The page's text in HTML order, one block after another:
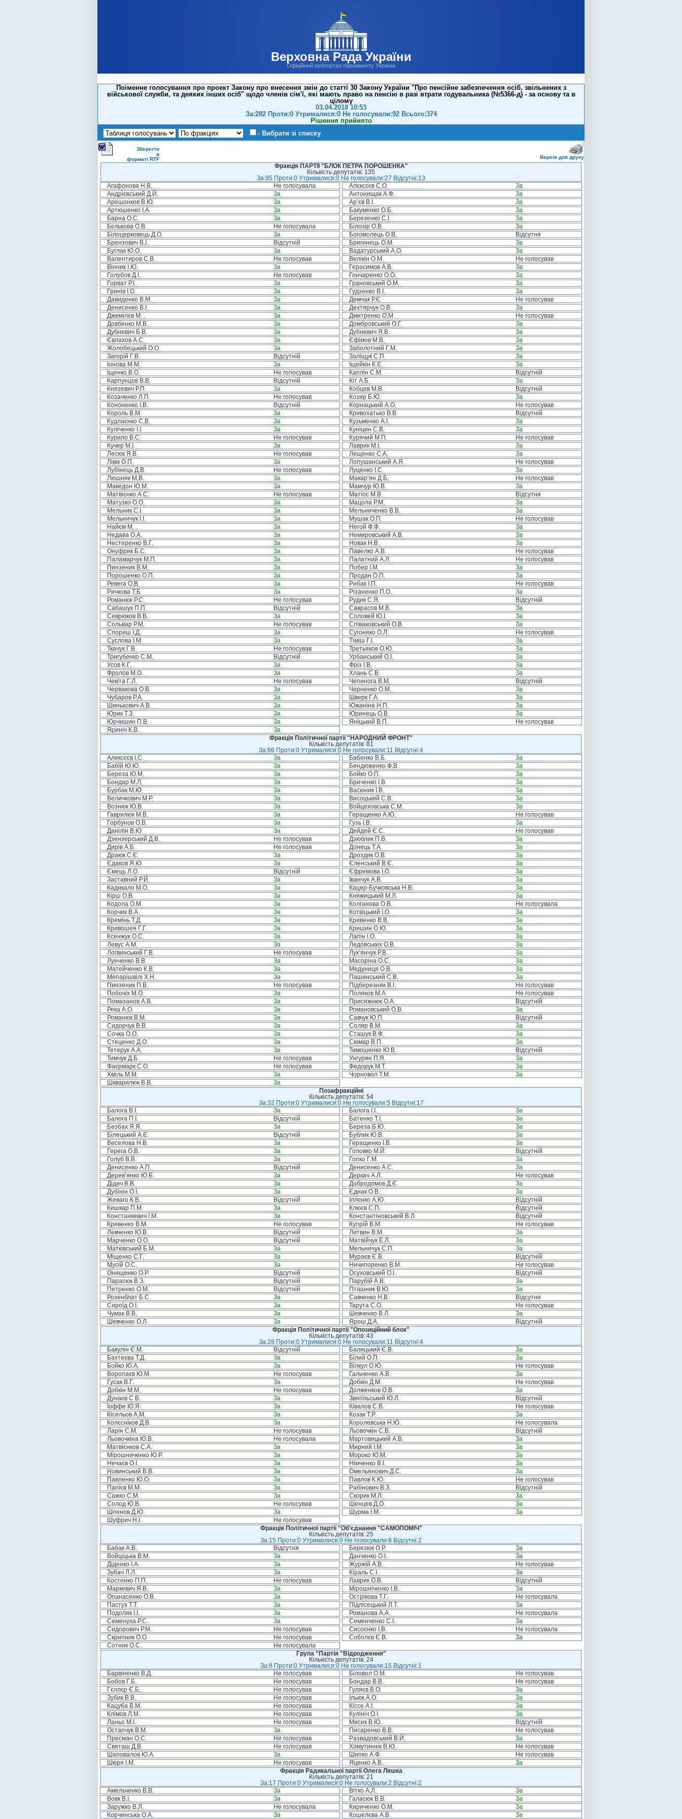
Верховна Рада України
Офіційний вебпортал парламенту України
Поіменне голосування про проект Закону про внесення змін до статті 30 Закону України "Про пенсійне забезпечення осіб, звільнених з
військової служби, та деяких інших осіб" щодо членів сім'ї, які мають право на пенсію в разі втрати годувальника (№5366-д) - за основу та в
цілому
03.04.2018 10:53
За:282 Проти:0 Утрималися:0 Не голосували:92 Всього:374
Рішення прийнято
- Вибрати зі списку
Зберегти
в
форматі RTF
Версія для друку
Фракція ПАРТІЇ "БЛОК ПЕТРА ПОРОШЕНКА"
Кількість депутатів: 135
За:95 Проти:0 Утрималися:0 Не голосували:27 Відсутні:13
Агафонова Н.В.
Не голосувала Алєксєєв С.О.
За
Андрієвський Д.Й.
За Антонищак А.Ф.
За
Арешонков В.Ю.
За Ар’єв В.І.
За
Артюшенко І.А.
За Бакуменко О.Б.
За
Барна О.С.
За Березенко С.І.
За
Бєлькова О.В.
Не голосувала Білозір О.В.
За
Білоцерковець Д.О.
За Богомолець О.В.
Відсутня
Брензович В.І.
Відсутній Бригинець О.М.
За
Буглак Ю.О.
За Вадатурський А.О.
За
Валентиров С.В.
Не голосував Велікін О.М.
Не голосував
Вінник І.Ю.
За Герасимов А.В.
За
Голубов Д.І.
Не голосував Гончаренко О.О.
За
Горват Р.І.
За Грановський О.М.
За
Гринів І.О.
За Гудзенко В.І.
За
Давиденко В.М.
За Демчак Р.Є.
Не голосував
Денисенко В.І.
За Дехтярчук О.В.
За
Джемілєв М. .
За Дмитренко О.М.
Не голосував
Довбенко М.В.
За Домбровський О.Г.
За
Дубневич Б.В.
За Дубневич Я.В.
За
Євлахов А.С.
За Єфімов М.В.
За
Жолобецький О.О.
За Заболотний Г.М.
За
Загорій Г.В.
Відсутній Заліщук С.П.
За
Іонова М.М.
За Іщейкін К.Є.
За
Іщенко В.О.
Не голосував Каплін С.М.
Відсутній
Карпунцов В.В.
Відсутній Кіт А.Б.
За
Князевич Р.П.
За Кобцев М.В.
Відсутній
Козаченко Л.П.
Не голосував Козир Б.Ю.
За
Кононенко І.В.
Відсутній Корнацький А.О.
Не голосував
Король В.М.
За Кривохатько В.В.
Відсутній
Кудлаєнко С.В.
За Кузьменко А.І.
За
Куліченко І.І.
За Куніцин С.В.
За
Курило В.С.
Не голосував Курячий М.П.
Не голосував
Кучер М.І.
За Лаврик М.І.
За
Лесюк Я.В.
Не голосував Лещенко С.А.
За
Лівік О.П.
За Лопушанський А.Я.
Не голосував
Лубінець Д.В.
Не голосував Луценко І.С.
За
Люшняк М.В.
За Макар’ян Д.Б.
Не голосував
Македон Ю.М.
За Мамчур Ю.В.
За
Матвієнко А.С.
Не голосував Матіос М.В.
Відсутня
Матузко О.О.
За Мацола Р.М.
За
Мельник С.І.
За Мельниченко В.В.
За
Мельничук І.І.
За Мушак О.П.
Не голосував
Найєм М. .
За Негой Ф.Ф.
За
Недава О.А.
За Немировський А.В.
За
Нестеренко В.Г.
За Новак Н.В.
За
Онуфрик Б.С.
За Павелко А.В.
Не голосував
Паламарчук М.П.
За Палатний А.Л.
Не голосував
Пинзеник В.М.
За Побер І.М.
За
Порошенко О.П.
За Продан О.П.
За
Ревега О.В.
За Рибак І.П.
Не голосував
Ричкова Т.Б.
За Різаненко П.О.
За
Романюк Р.С.
Не голосував Рудик С.Я.
Відсутній
Сабашук П.П.
Відсутній Саврасов М.В.
За
Севрюков В.В.
За Соловей Ю.І.
За
Сольвар Р.М.
Не голосував Співаковський О.В.
За
Спориш І.Д.
За Сугоняко О.Л.
Не голосував
Суслова І.М.
За Тіміш Г.І.
За
Ткачук Г.В.
Не голосував Третьяков О.Ю.
За
Тригубенко С.М.
Відсутній Урбанський О.І.
За
Усов К.Г.
За Фріз І.В.
За
Фролов М.О.
За Хлань С.В.
За
Чекіта Г.Л.
Не голосував Чепинога В.М.
Відсутній
Червакова О.В.
За Черненко О.М.
За
Чубаров Р.А.
За Шверк Г.А.
За
Шинькович А.В.
За Южаніна Н.П.
За
Юрик Т.З.
За Юринець О.В.
За
Юрчишин П.В.
За Яніцький В.П.
Не голосував
Яриніч К.В.
За
Фракція Політичної партії "НАРОДНИЙ ФРОНТ"
Кількість депутатів: 81
За:66 Проти:0 Утрималися:0 Не голосували:11 Відсутні:4
Алексєєв І.С.
За Бабенко В.Б.
За
Бабій Ю.Ю.
За Бендюженко Ф.В.
За
Береза Ю.М.
За Бойко О.П.
За
Бондар М.Л.
За Бриченко І.В.
За
Бурбак М.Ю.
За Васюник І.В.
За
Величкович М.Р.
За Висоцький С.В.
За
Вознюк Ю.В.
За Войцеховська С.М.
За
Гаврилюк М.В.
За Геращенко А.Ю.
Не голосував
Горбунов О.В.
За Гузь І.В.
За
Данілін В.Ю.
За Дейдей Є.С.
Не голосував
Дзензерський Д.В.
Не голосував Дзюблик П.В.
За
Дирів А.Б.
Не голосував Донець Т.А.
За
Драюк С.Є.
За Дроздик О.В.
За
Єдаков Я.Ю.
За Єленський В.Є.
За
Ємець Л.О.
Відсутній Єфремова І.О.
За
Заставний Р.Й.
За Іванчук А.В.
За
Кадикало М.О.
За Кацер-Бучковська Н.В.
За
Кірш О.В.
За Княжицький М.Л.
За
Кодола О.М.
За Колганова О.В.
Не голосувала
Корчик В.А.
За Котвіцький І.О.
За
Кремінь Т.Д.
За Кривенко В.В.
За
Кривошея Г.Г.
За Кришин О.Ю.
За
Ксенжук О.С.
За Лапін І.О.
За
Левус А.М.
За Ледовських О.В.
За
Логвинський Г.В.
Не голосував Лук’янчук Р.В.
За
Лунченко В.В.
За Масоріна О.С.
За
Матейченко К.В.
За Медуниця О.В.
За
Мепарішвілі Х.Н.
За Пашинський С.В.
За
Пинзеник П.В.
Не голосував Підберезняк В.І.
Не голосував
Побочіх М.О.
За Поляков М.А.
Не голосував
Помазанов А.В.
За Присяжнюк О.А.
Відсутній
Река А.О.
За Романовський О.В.
За
Романюк В.М.
За Савчук Ю.П.
Відсутній
Сидорчук В.В.
За Соляр В.М.
За
Сочка О.О.
За Сташук В.Ф.
За
Стеценко Д.О.
За Сюмар В.П.
За
Тетерук А.А.
За Тимошенко Ю.В.
Відсутній
Тимчук Д.Б.
Не голосував Унгурян П.Я.
За
Фаєрмарк С.О.
Не голосував Федорук М.Т.
За
Хміль М.М.
За Чорновол Т.М.
За
Шкварилюк В.В.
За
Позафракційні
Кількість депутатів: 54
За:32 Проти:0 Утрималися:0 Не голосували:5 Відсутні:17
Балога В.І.
За Балога І.І.
За
Балога П.І.
Відсутній Батенко Т.І.
За
Безбах Я.Я.
За Береза Б.Ю.
За
Білецький А.Є.
Відсутній Бублик Ю.В.
За
Веселова Н.В.
За Геращенко І.В.
За
Герега О.В.
За Головко М.Й.
Відсутній
Голуб В.В.
За Гопко Г.М.
За
Денисенко А.П.
Відсутній Денисенко А.С.
За
Дерев’янко Ю.Б.
За Деркач А.Л.
Не голосував
Дідич В.В.
За Добродомов Д.Є.
За
Дубінін О.І.
За Єднак О.В.
За
Жеваго К.В.
Відсутній Іллєнко А.Ю.
Відсутній
Кишкар П.М.
За Клюєв С.П.
Відсутній
Констанкевич І.М.
За Константіновський В.Л.
Відсутній
Кривенко В.М.
Не голосував Купрій В.М.
Не голосував
Левченко Ю.В.
Відсутній Литвин В.М.
За
Марченко О.О.
Відсутній Матвійчук Е.Л.
За
Матківський Б.М.
За Мельничук С.П.
За
Міщенко С.Г.
За Мураєв Є.В.
Відсутній
Мусій О.С.
За Ничипоренко В.М.
Не голосував
Онищенко О.Р.
Відсутній Осуховський О.І.
Відсутній
Парасюк В.З.
Відсутній Парубій А.В.
За
Петренко О.М.
Відсутній Пташник В.Ю.
За
Розенблат Б.С.
За Савченко Н.В.
Відсутня
Сироїд О.І.
За Тарута С.О.
Не голосував
Чумак В.В.
За Шевченко В.Л.
За
Шевченко О.Л.
За Ярош Д.А.
Відсутній
Фракція Політичної партії "Опозиційний блок"
Кількість депутатів: 43
За:28 Проти:0 Утрималися:0 Не голосували:11 Відсутні:4
Бакулін Є.М.
Відсутній Балицький Є.В.
За
Бахтеєва Т.Д.
За Білий О.П.
За
Бойко Ю.А.
За Вілкул О.Ю.
Не голосував
Воропаєв Ю.М.
Не голосував Гальченко А.В.
За
Гусак В.Г.
За Добкін Д.М.
Не голосував
Добкін М.М.
Не голосував Долженков О.В.
За
Дунаєв С.В.
За Звягільський Ю.Л.
Відсутній
Іоффе Ю.Я.
За Ківалов С.В.
Не голосував
Кісельов А.М.
За Козак Т.Р.
За
Колєсніков Д.В.
За Королевська Н.Ю.
Не голосувала
Ларін С.М.
Не голосував Льовочкін С.В.
Відсутній
Льовочкіна Ю.В.
Не голосувала Мартовицький А.В.
За
Матвієнков С.А.
За Мирний І.М.
За
Мірошниченко Ю.Р.
За Мороко Ю.М.
За
Нечаєв О.І.
За Німченко В.І.
За
Новинський В.В.
За Омельянович Д.С.
За
Павленко Ю.О.
За Павлов К.Ю.
Не голосував
Папієв М.М.
За Рабінович В.З.
Відсутній
Сажко С.М.
За Скорик М.Л.
За
Солод Ю.В.
Не голосував Шенцев Д.О.
За
Шпенов Д.Ю.
За Шурма І.М.
За
Шуфрич Н.І.
Не голосував
Фракція Політичної партії "Об’єднання "САМОПОМІЧ"
Кількість депутатів: 25
За:15 Проти:0 Утрималися:0 Не голосували:8 Відсутні:2
Бабак А.В.
Відсутня Березюк О.Р.
За
Войціцька В.М.
За Данченко О.І.
За
Діденко І.А.
За Журжій А.В.
Не голосував
Зубач Л.Л.
За Кіраль С.І.
За
Костенко П.П.
Не голосував Лаврик О.В.
Відсутній
Маркевич Я.В.
За Мірошніченко І.В.
За
Опанасенко О.В.
За Острікова Т.Г.
Не голосувала
Пастух Т.Т.
За Підлісецький Л.Т.
За
Подоляк І.І.
За Романова А.А.
Не голосувала
Семенуха Р.С.
За Семенченко С.І.
За
Сидорович Р.М.
Не голосував Сисоєнко І.В.
Не голосувала
Скрипник О.О.
Не голосував Соболєв Є.В.
За
Сотник О.С.
Не голосувала
Група "Партія "Відродження"
Кількість депутатів: 24
За:8 Проти:0 Утрималися:0 Не голосували:15 Відсутні:1
Барвіненко В.Д.
Не голосував Біловол О.М.
Не голосував
Бобов Г.Б.
Не голосував Бондар В.В.
Не голосував
Гєллєр Є.Б.
Не голосував Гуляєв В.О.
За
Зубик В.В.
Не голосував Ільюк А.О.
За
Кацуба В.М.
Не голосував Кіссе А.І.
За
Клімов Л.М.
Не голосував Кулініч О.І.
За
Ланьо М.І.
Не голосував Мисик В.Ю.
Відсутній
Остапчук В.М.
За Писаренко В.В.
Не голосував
Пресман О.С.
Не голосував Развадовський В.Й.
За
Святаш Д.В.
Не голосував Хомутиннік В.Ю.
Не голосував
Шаповалов Ю.А.
За Шипко А.Ф.
Не голосував
Шкіря І.М.
Не голосував Яценко А.В.
За
Фракція Радикальної партії Олега Ляшка
Кількість депутатів: 21
За:17 Проти:0 Утрималися:0 Не голосували:2 Відсутні:2
Амельченко В.В.
За Вітко А.Л.
За
Вовк В.І.
За Галасюк В.В.
За
Заружко В.Л.
Не голосувала Кириченко О.М.
За
Корчинська О.А.
За Кошелєва А.В. За